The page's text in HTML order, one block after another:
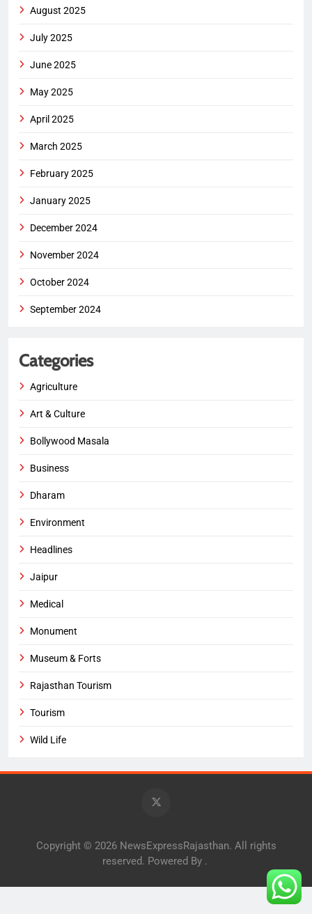
August 2025
July 2025
June 2025
May 2025
April 2025
March 2025
February 2025
January 2025
December 2024
November 2024
October 2024
September 2024
Categories
Agriculture
Art & Culture
Bollywood Masala
Business
Dharam
Environment
Headlines
Jaipur
Medical
Monument
Museum & Forts
Rajasthan Tourism
Tourism
Wild Life
Copyright © 2026 NewsExpressRajasthan. All rights
reserved. Powered By .